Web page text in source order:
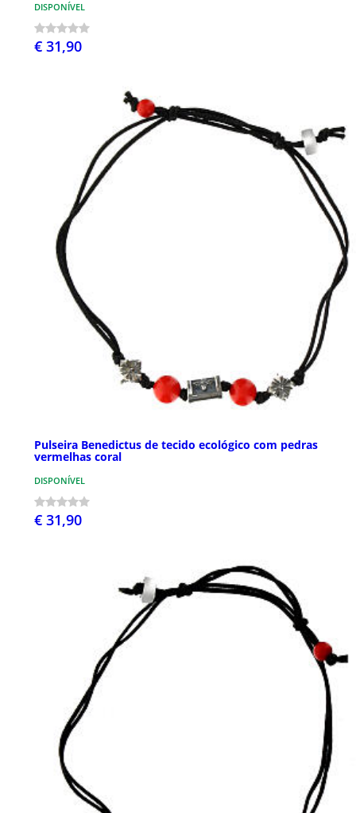
DISPONÍVEL
€ 31,90
Pulseira Benedictus de tecido ecológico com pedras
vermelhas coral
DISPONÍVEL
€ 31,90